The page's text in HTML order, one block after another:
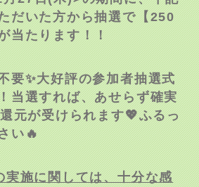
だいた方から抽選で【250
当たります！！
要✨大好評の参加者抽選式
当選すれば、あせらず確実
元が受けられます💖ふるっ
い🔥
実施に関しては、十分な感